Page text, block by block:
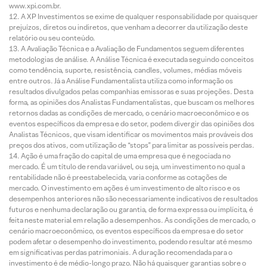
www.xpi.com.br.
A XP Investimentos se exime de qualquer responsabilidade por quaisquer
prejuízos, diretos ou indiretos, que venham a decorrer da utilização deste
relatório ou seu conteúdo.
A Avaliação Técnica e a Avaliação de Fundamentos seguem diferentes
metodologias de análise. A Análise Técnica é executada seguindo conceitos
como tendência, suporte, resistência, candles, volumes, médias móveis
entre outros. Já a Análise Fundamentalista utiliza como informação os
resultados divulgados pelas companhias emissoras e suas projeções. Desta
forma, as opiniões dos Analistas Fundamentalistas, que buscam os melhores
retornos dadas as condições de mercado, o cenário macroeconômico e os
eventos específicos da empresa e do setor, podem divergir das opiniões dos
Analistas Técnicos, que visam identificar os movimentos mais prováveis dos
preços dos ativos, com utilização de “stops” para limitar as possíveis perdas.
Ação é uma fração do capital de uma empresa que é negociada no
mercado. É um título de renda variável, ou seja, um investimento no qual a
rentabilidade não é preestabelecida, varia conforme as cotações de
mercado. O investimento em ações é um investimento de alto risco e os
desempenhos anteriores não são necessariamente indicativos de resultados
futuros e nenhuma declaração ou garantia, de forma expressa ou implícita, é
feita neste material em relação a desempenhos. As condições de mercado, o
cenário macroeconômico, os eventos específicos da empresa e do setor
podem afetar o desempenho do investimento, podendo resultar até mesmo
em significativas perdas patrimoniais. A duração recomendada para o
investimento é de médio-longo prazo. Não há quaisquer garantias sobre o